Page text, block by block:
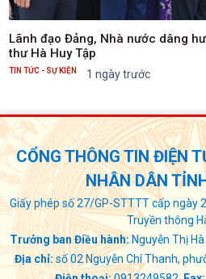
Lãnh đạo Đảng, Nhà nước dâng
thư Hà Huy Tập
TIN TỨC - SỰ KIỆN 1 ngày trước
CỔNG THÔNG TIN ĐIỆN
NHÂN DÂN
Giấy phép số 27/GP-STTTT cấp ngày
Truyền thông
Trưởng ban Điều hành:Nguyễn Thị
Địa chỉ: số 02 Nguyễn Chí Thanh,